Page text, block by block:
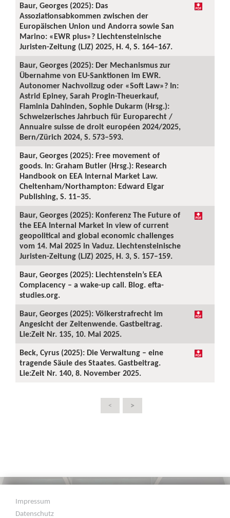
Baur, Georges (2025): Das
Assoziationsabkommen zwischen der
Europäischen Union und Andorra sowie San
Marino: «EWR plus»? Liechtensteinische
Juristen-Zeitung (LJZ) 2025, H. 4, S. 164–167.
Baur, Georges (2025): Der Mechanismus zur
Übernahme von EU-Sanktionen im EWR.
Autonomer Nachvollzug oder «Soft Law»? In:
Astrid Epiney, Sarah Progin-Theuerkauf,
Flaminia Dahinden, Sophie Dukarm (Hrsg.):
Schweizerisches Jahrbuch für Europarecht /
Annuaire suisse de droit européen 2024/2025,
Bern/Zürich 2024, S. 573–593.
Baur, Georges (2025): Free movement of
goods. In: Graham Butler (Hrsg.): Research
Handbook on EEA Internal Market Law.
Cheltenham/Northampton: Edward Elgar
Publishing, S. 11–35.
Baur, Georges (2025): Konferenz The Future of
the EEA Internal Market in view of current
geopolitical and global economic challenges
vom 14. Mai 2025 in Vaduz. Liechtensteinische
Juristen-Zeitung (LJZ) 2025, H. 3, S. 157–159.
Baur, Georges (2025): Liechtenstein’s EEA
Complacency – a wake-up call. Blog. efta-
studies.org.
Baur, Georges (2025): Völkerstrafrecht im
Angesicht der Zeitenwende. Gastbeitrag.
Lie:Zeit Nr. 135, 10. Mai 2025.
Beck, Cyrus (2025): Die Verwaltung – eine
tragende Säule des Staates. Gastbeitrag.
Lie:Zeit Nr. 140, 8. November 2025.
< >
Impressum
Datenschutz